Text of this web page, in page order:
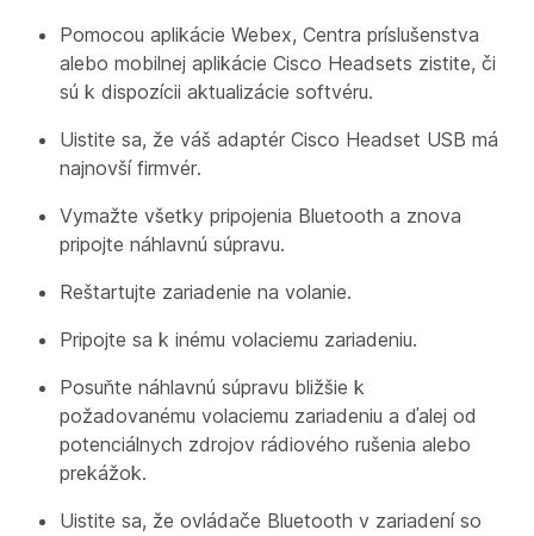
Pomocou aplikácie Webex, Centra príslušenstva
alebo mobilnej aplikácie Cisco Headsets zistite, či
sú k dispozícii aktualizácie softvéru.
Uistite sa, že váš adaptér Cisco Headset USB má
najnovší firmvér.
Vymažte všetky pripojenia Bluetooth a znova
pripojte náhlavnú súpravu.
Reštartujte zariadenie na volanie.
Pripojte sa k inému volaciemu zariadeniu.
Posuňte náhlavnú súpravu bližšie k
požadovanému volaciemu zariadeniu a ďalej od
potenciálnych zdrojov rádiového rušenia alebo
prekážok.
Uistite sa, že ovládače Bluetooth v zariadení so